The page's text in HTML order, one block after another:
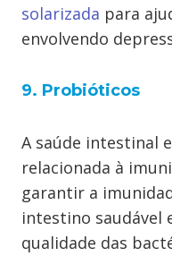
solarizada para
envolvendo
9. Probióticos
A saúde intestinal
relacionada à
garantir a
intestino saudável
qualidade das